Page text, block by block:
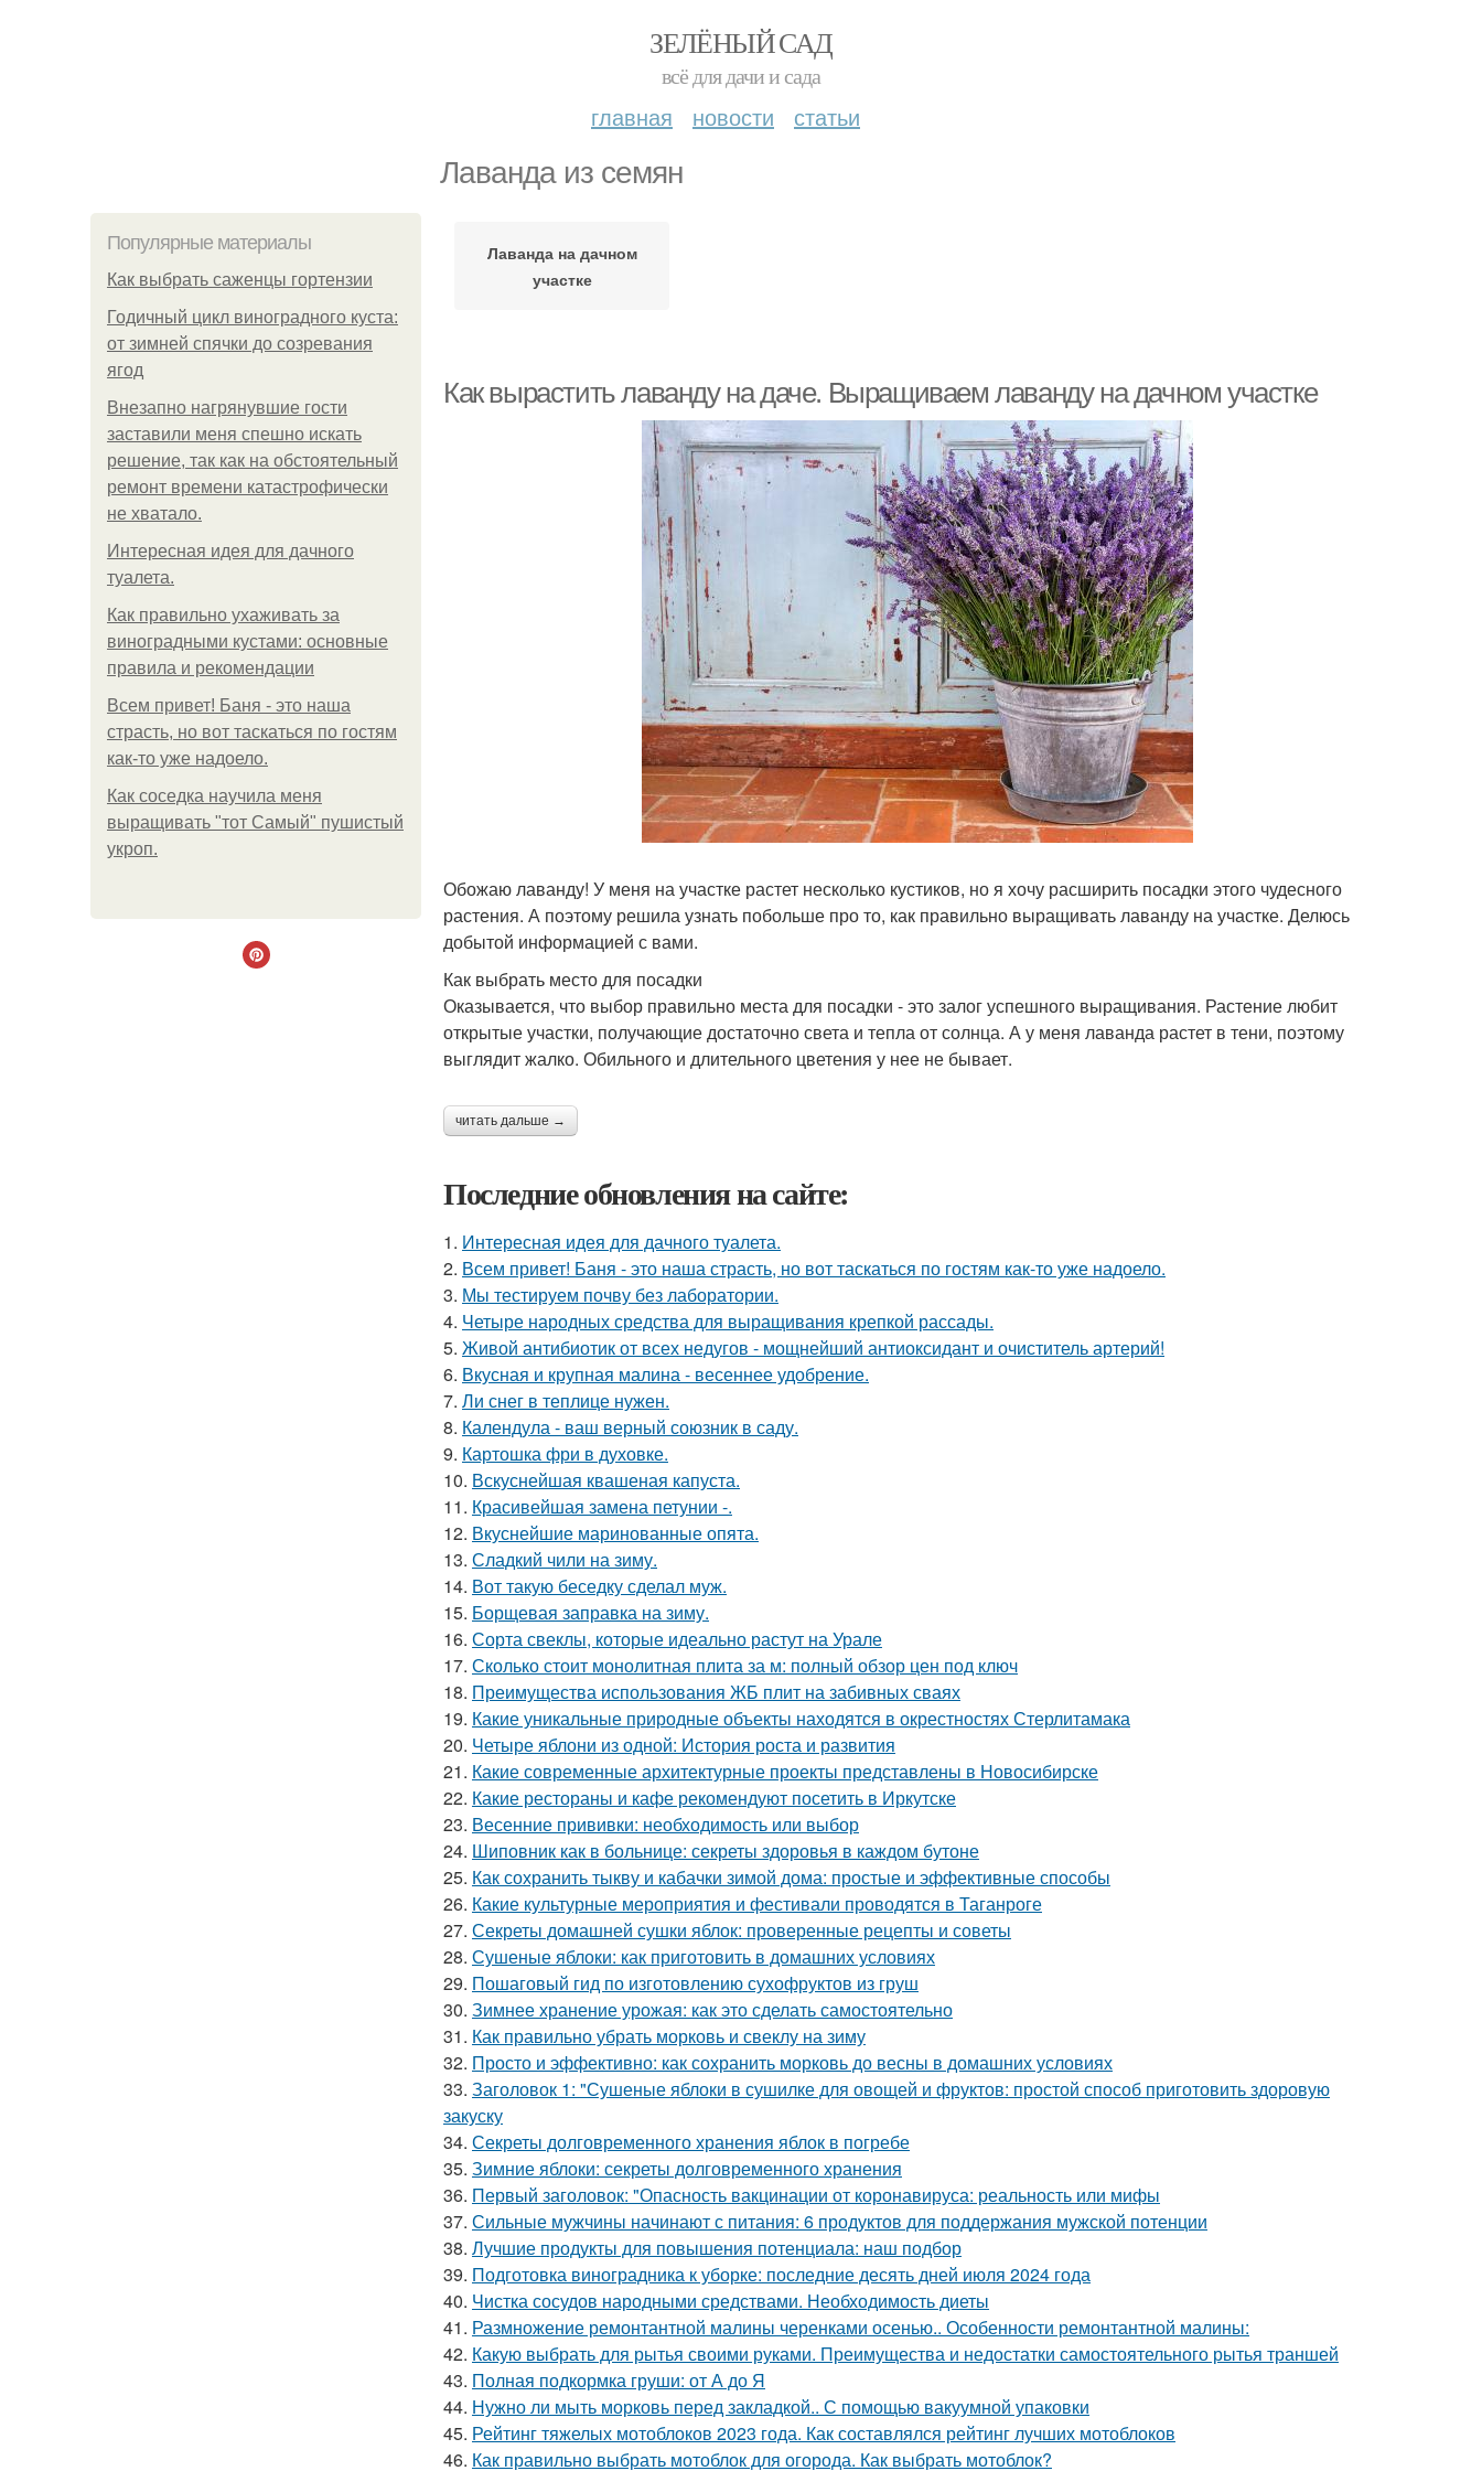
ЗЕЛЁНЫЙ САД
всё для дачи и сада
главная новости статьи
Лаванда из семян
Популярные материалы
Как выбрать саженцы гортензии
Годичный цикл виноградного куста:
от зимней спячки до созревания
ягод
Внезапно нагрянувшие гости
заставили меня спешно искать
решение, так как на обстоятельный
ремонт времени катастрофически
не хватало.
Интересная идея для дачного
туалета.
Как правильно ухаживать за
виноградными кустами: основные
правила и рекомендации
Всем привет! Баня - это наша
страсть, но вот таскаться по гостям
как-то уже надоело.
Как соседка научила меня
выращивать "тот Самый" пушистый
укроп.
Лаванда на дачном
участке
Как вырастить лаванду на даче. Выращиваем лаванду на дачном участке
Обожаю лаванду! У меня на участке растет несколько кустиков, но я хочу расширить посадки этого чудесного
растения. А поэтому решила узнать побольше про то, как правильно выращивать лаванду на участке. Делюсь
добытой информацией с вами.
Как выбрать место для посадки
Оказывается, что выбор правильно места для посадки - это залог успешного выращивания. Растение любит
открытые участки, получающие достаточно света и тепла от солнца. А у меня лаванда растет в тени, поэтому
выглядит жалко. Обильного и длительного цветения у нее не бывает.
читать дальше →
Последние обновления на сайте:
1. Интересная идея для дачного туалета.
2. Всем привет! Баня - это наша страсть, но вот таскаться по гостям как-то уже надоело.
3. Мы тестируем почву без лаборатории.
4. Четыре народных средства для выращивания крепкой рассады.
5. Живой антибиотик от всех недугов - мощнейший антиоксидант и очиститель артерий!
6. Вкусная и крупная малина - весеннее удобрение.
7. Ли снег в теплице нужен.
8. Календула - ваш верный союзник в саду.
9. Картошка фри в духовке.
10. Вскуснейшая квашеная капуста.
11. Красивейшая замена петунии -.
12. Вкуснейшие маринованные опята.
13. Сладкий чили на зиму.
14. Вот такую беседку сделал муж.
15. Борщевая заправка на зиму.
16. Сорта свеклы, которые идеально растут на Урале
17. Сколько стоит монолитная плита за м: полный обзор цен под ключ
18. Преимущества использования ЖБ плит на забивных сваях
19. Какие уникальные природные объекты находятся в окрестностях Стерлитамака
20. Четыре яблони из одной: История роста и развития
21. Какие современные архитектурные проекты представлены в Новосибирске
22. Какие рестораны и кафе рекомендуют посетить в Иркутске
23. Весенние прививки: необходимость или выбор
24. Шиповник как в больнице: секреты здоровья в каждом бутоне
25. Как сохранить тыкву и кабачки зимой дома: простые и эффективные способы
26. Какие культурные мероприятия и фестивали проводятся в Таганроге
27. Секреты домашней сушки яблок: проверенные рецепты и советы
28. Сушеные яблоки: как приготовить в домашних условиях
29. Пошаговый гид по изготовлению сухофруктов из груш
30. Зимнее хранение урожая: как это сделать самостоятельно
31. Как правильно убрать морковь и свеклу на зиму
32. Просто и эффективно: как сохранить морковь до весны в домашних условиях
33. Заголовок 1: "Сушеные яблоки в сушилке для овощей и фруктов: простой способ приготовить здоровую
закуску
34. Секреты долговременного хранения яблок в погребе
35. Зимние яблоки: секреты долговременного хранения
36. Первый заголовок: "Опасность вакцинации от коронавируса: реальность или мифы
37. Сильные мужчины начинают с питания: 6 продуктов для поддержания мужской потенции
38. Лучшие продукты для повышения потенциала: наш подбор
39. Подготовка виноградника к уборке: последние десять дней июля 2024 года
40. Чистка сосудов народными средствами. Необходимость диеты
41. Размножение ремонтантной малины черенками осенью.. Особенности ремонтантной малины:
42. Какую выбрать для рытья своими руками. Преимущества и недостатки самостоятельного рытья траншей
43. Полная подкормка груши: от А до Я
44. Нужно ли мыть морковь перед закладкой.. С помощью вакуумной упаковки
45. Рейтинг тяжелых мотоблоков 2023 года. Как составлялся рейтинг лучших мотоблоков
46. Как правильно выбрать мотоблок для огорода. Как выбрать мотоблок?